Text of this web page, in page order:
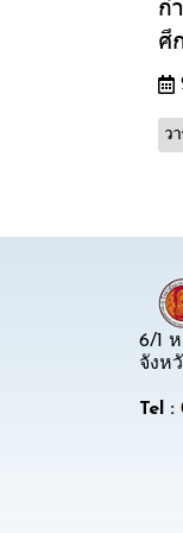
ก
ศึ
ว
6/1
จังห
Tel :